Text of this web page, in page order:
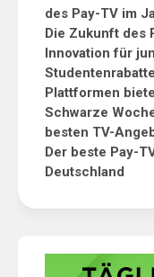
des Pay-TV im
Die Zukunft des
Innovation für
Plattformen
Schwarze
besten TV-
Der beste Pay-
Deutschland